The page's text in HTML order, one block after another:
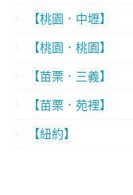
【桃園．中壢】
【桃園．桃園】
【苗栗．三義】
【苗栗．苑裡】
【紐約】